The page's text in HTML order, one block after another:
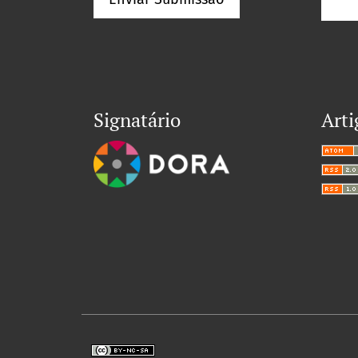
Signatário